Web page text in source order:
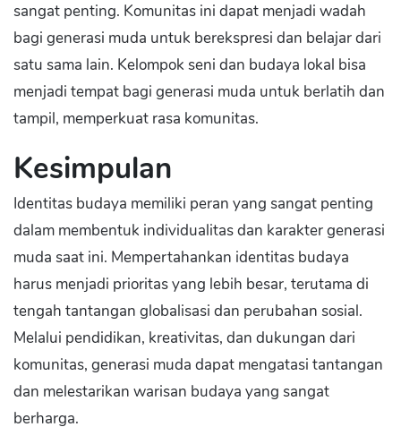
sangat penting. Komunitas ini dapat menjadi wadah
bagi generasi muda untuk berekspresi dan belajar dari
satu sama lain. Kelompok seni dan budaya lokal bisa
menjadi tempat bagi generasi muda untuk berlatih dan
tampil, memperkuat rasa komunitas.
Kesimpulan
Identitas budaya memiliki peran yang sangat penting
dalam membentuk individualitas dan karakter generasi
muda saat ini. Mempertahankan identitas budaya
harus menjadi prioritas yang lebih besar, terutama di
tengah tantangan globalisasi dan perubahan sosial.
Melalui pendidikan, kreativitas, dan dukungan dari
komunitas, generasi muda dapat mengatasi tantangan
dan melestarikan warisan budaya yang sangat
berharga.